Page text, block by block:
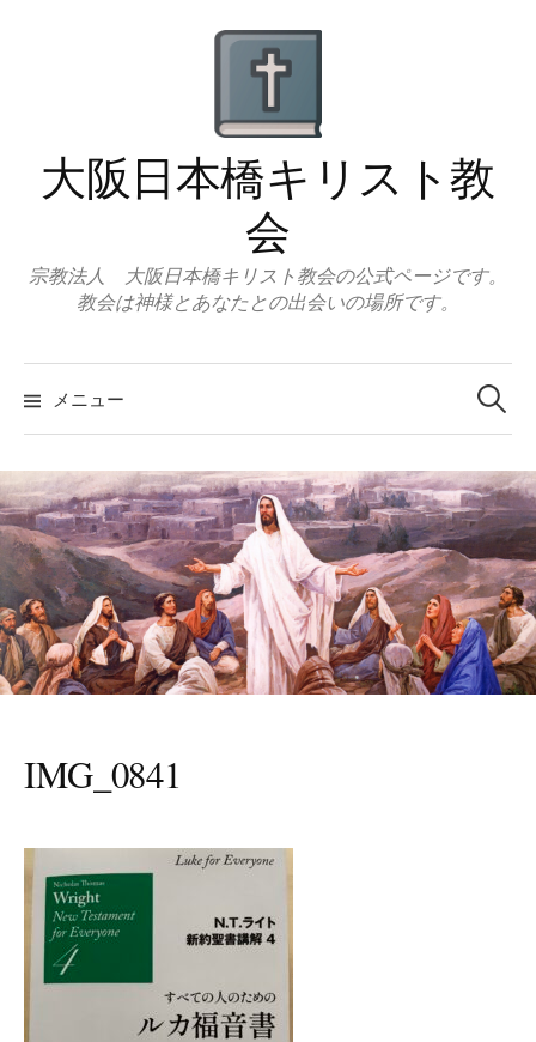
ッ
大阪日本橋キリスト教
会
宗教法人 大阪日本橋キリスト教会の公式ページです。
教会は神様とあなたとの出会いの場所です。
メニュー
検
索:
IMG_0841